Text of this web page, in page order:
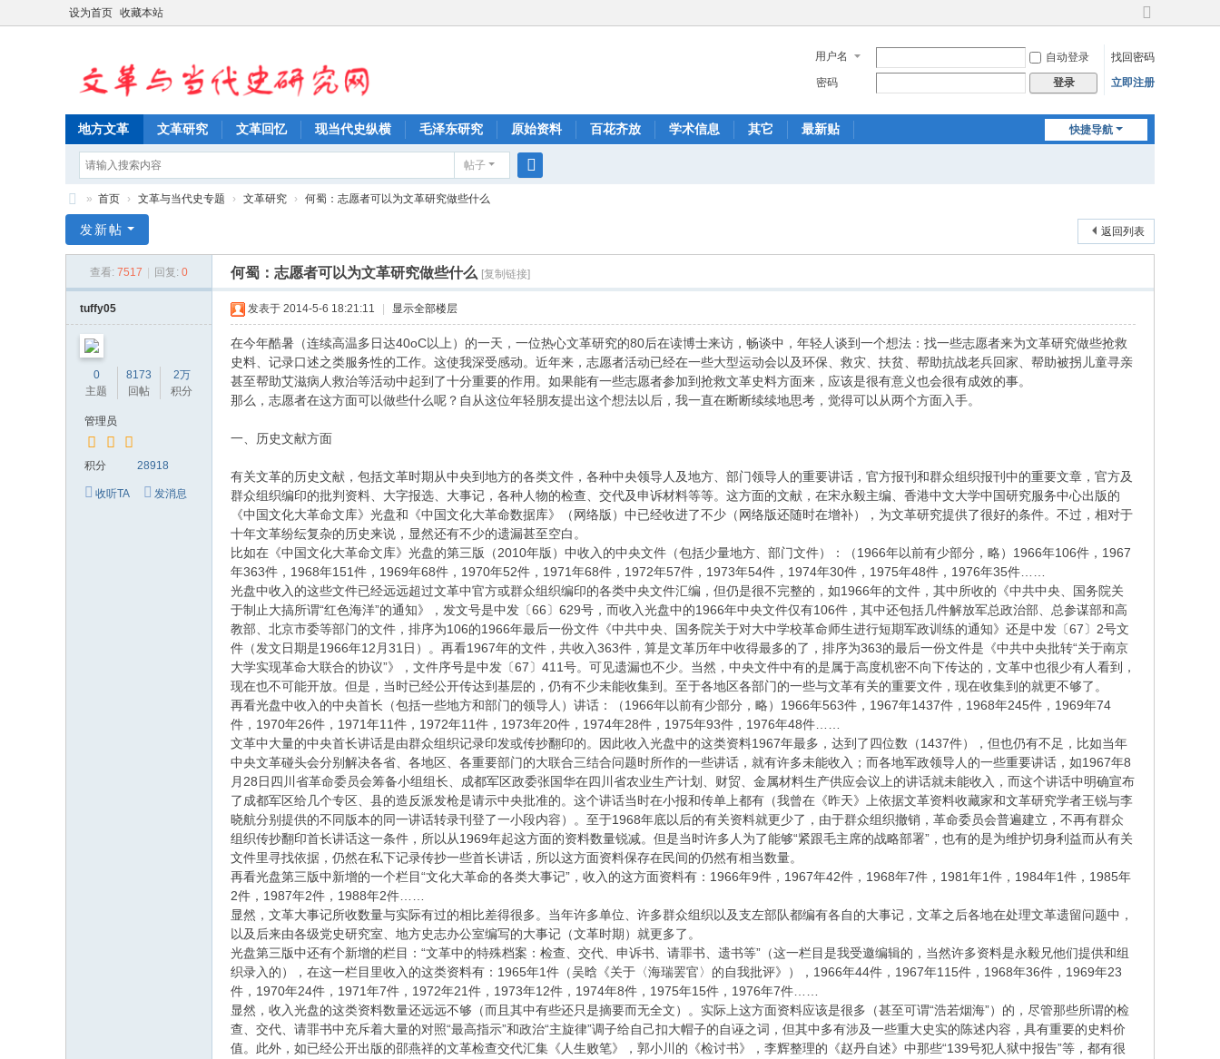
设为首页 收藏本站
切
到
宽
用户名 自动登录
找回密码
密码
登录 立即注册
快捷导航
地方文革 文革研究 文革回忆 现当代史纵横 毛泽东研究 原始资料 百花齐放 学术信息 其它 最新贴
帖子
革
» 首页 › 文革与当代史专题 › 文革研究 › 何蜀：志愿者可以为文革研究做些什么
返回列表
发新帖
查看: 7517 回复: 0 何蜀：志愿者可以为文革研究做些什么 [复制链接]
tuffy05
0
主题
8173
回帖
2万
积分
管理员
积分 28918
收听TA 发消息
发表于 2014-5-6 18:21:11 显示全部楼层
在今年酷暑（连续高温多日达40oC以上）的一天，一位热心文革研究的80后在读博士来访，畅谈中，年轻人谈到一个想法：找一些志愿者来为文革研究做些抢救
史料、记录口述之类服务性的工作。这使我深受感动。近年来，志愿者活动已经在一些大型运动会以及环保、救灾、扶贫、帮助抗战老兵回家、帮助被拐儿童寻亲
甚至帮助艾滋病人救治等活动中起到了十分重要的作用。如果能有一些志愿者参加到抢救文革史料方面来，应该是很有意义也会很有成效的事。
那么，志愿者在这方面可以做些什么呢？自从这位年轻朋友提出这个想法以后，我一直在断断续续地思考，觉得可以从两个方面入手。
一、历史文献方面
有关文革的历史文献，包括文革时期从中央到地方的各类文件，各种中央领导人及地方、部门领导人的重要讲话，官方报刊和群众组织报刊中的重要文章，官方及
群众组织编印的批判资料、大字报选、大事记，各种人物的检查、交代及申诉材料等等。这方面的文献，在宋永毅主编、香港中文大学中国研究服务中心出版的
《中国文化大革命文库》光盘和《中国文化大革命数据库》（网络版）中已经收进了不少（网络版还随时在增补），为文革研究提供了很好的条件。不过，相对于
十年文革纷纭复杂的历史来说，显然还有不少的遗漏甚至空白。
比如在《中国文化大革命文库》光盘的第三版（2010年版）中收入的中央文件（包括少量地方、部门文件）：（1966年以前有少部分，略）1966年106件，1967
年363件，1968年151件，1969年68件，1970年52件，1971年68件，1972年57件，1973年54件，1974年30件，1975年48件，1976年35件……
光盘中收入的这些文件已经远远超过文革中官方或群众组织编印的各类中央文件汇编，但仍是很不完整的，如1966年的文件，其中所收的《中共中央、国务院关
于制止大搞所谓“红色海洋”的通知》，发文号是中发〔66〕629号，而收入光盘中的1966年中央文件仅有106件，其中还包括几件解放军总政治部、总参谋部和高
教部、北京市委等部门的文件，排序为106的1966年最后一份文件《中共中央、国务院关于对大中学校革命师生进行短期军政训练的通知》还是中发〔67〕2号文
件（发文日期是1966年12月31日）。再看1967年的文件，共收入363件，算是文革历年中收得最多的了，排序为363的最后一份文件是《中共中央批转“关于南京
大学实现革命大联合的协议”》，文件序号是中发〔67〕411号。可见遗漏也不少。当然，中央文件中有的是属于高度机密不向下传达的，文革中也很少有人看到，
现在也不可能开放。但是，当时已经公开传达到基层的，仍有不少未能收集到。至于各地区各部门的一些与文革有关的重要文件，现在收集到的就更不够了。
再看光盘中收入的中央首长（包括一些地方和部门的领导人）讲话：（1966年以前有少部分，略）1966年563件，1967年1437件，1968年245件，1969年74
件，1970年26件，1971年11件，1972年11件，1973年20件，1974年28件，1975年93件，1976年48件……
文革中大量的中央首长讲话是由群众组织记录印发或传抄翻印的。因此收入光盘中的这类资料1967年最多，达到了四位数（1437件），但也仍有不足，比如当年
中央文革碰头会分别解决各省、各地区、各重要部门的大联合三结合问题时所作的一些讲话，就有许多未能收入；而各地军政领导人的一些重要讲话，如1967年8
月28日四川省革命委员会筹备小组组长、成都军区政委张国华在四川省农业生产计划、财贸、金属材料生产供应会议上的讲话就未能收入，而这个讲话中明确宣布
了成都军区给几个专区、县的造反派发枪是请示中央批准的。这个讲话当时在小报和传单上都有（我曾在《昨天》上依据文革资料收藏家和文革研究学者王锐与李
晓航分别提供的不同版本的同一讲话转录刊登了一小段内容）。至于1968年底以后的有关资料就更少了，由于群众组织撤销，革命委员会普遍建立，不再有群众
组织传抄翻印首长讲话这一条件，所以从1969年起这方面的资料数量锐减。但是当时许多人为了能够“紧跟毛主席的战略部署”，也有的是为维护切身利益而从有关
文件里寻找依据，仍然在私下记录传抄一些首长讲话，所以这方面资料保存在民间的仍然有相当数量。
再看光盘第三版中新增的一个栏目“文化大革命的各类大事记”，收入的这方面资料有：1966年9件，1967年42件，1968年7件，1981年1件，1984年1件，1985年
2件，1987年2件，1988年2件……
显然，文革大事记所收数量与实际有过的相比差得很多。当年许多单位、许多群众组织以及支左部队都编有各自的大事记，文革之后各地在处理文革遗留问题中，
以及后来由各级党史研究室、地方史志办公室编写的大事记（文革时期）就更多了。
光盘第三版中还有个新增的栏目：“文革中的特殊档案：检查、交代、申诉书、请罪书、遗书等”（这一栏目是我受邀编辑的，当然许多资料是永毅兄他们提供和组
织录入的），在这一栏目里收入的这类资料有：1965年1件（吴晗《关于〈海瑞罢官〉的自我批评》），1966年44件，1967年115件，1968年36件，1969年23
件，1970年24件，1971年7件，1972年21件，1973年12件，1974年8件，1975年15件，1976年7件……
显然，收入光盘的这类资料数量还远远不够（而且其中有些还只是摘要而无全文）。实际上这方面资料应该是很多（甚至可谓“浩若烟海”）的，尽管那些所谓的检
查、交代、请罪书中充斥着大量的对照“最高指示”和政治“主旋律”调子给自己扣大帽子的自诬之词，但其中多有涉及一些重大史实的陈述内容，具有重要的史料价
值。此外，如已经公开出版的邵燕祥的文革检查交代汇集《人生败笔》，郭小川的《检讨书》，李辉整理的《赵丹自述》中那些“139号犯人狱中报告”等，都有很